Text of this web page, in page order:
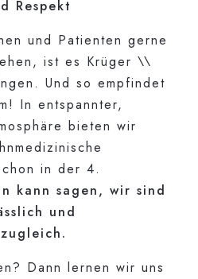
Respekt
und Patienten gerne
ist es Krüger \\
Und so empfindet
In entspannter,
bieten wir
in der 4.
kann sagen, wir sind
und
Dann lernen wir uns